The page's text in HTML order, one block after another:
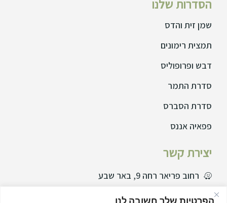
הפרטיות שלך חשובה לנו
יצירת קשר
רחוב פריאר רחה 9, באר שבע
077729995
הסדרות שלנו
שמן זית והדס
תמצית רימונים
דבש ופרופוליס
סדרת התמר
סדרת הסברס
פפאיה אננס